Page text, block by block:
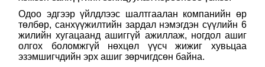
Одоо эдгээр үйлдлээс шалтгаалан компанийн өр
төлбөр, санхүүжилтийн зардал нэмэгдэн сүүлийн 6
жилийн хугацаанд ашиггүй ажиллаж, ногдол ашиг
олгох боломжгүй нөхцөл үүсч жижиг хувьцаа
эзэмшигчдийн эрх ашиг зөрчигдсөн байна.